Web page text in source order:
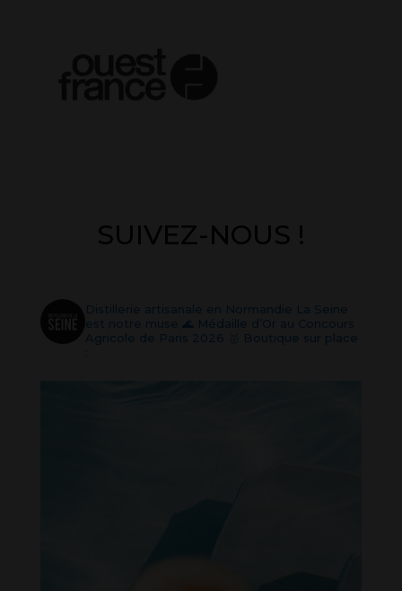
SUIVEZ-NOUS !
Distillerie artisanale en Normandie La Seine
est notre muse 🌊Médaille d’Or au Concours
Agricole de Paris 2026 🥇
Boutique sur place